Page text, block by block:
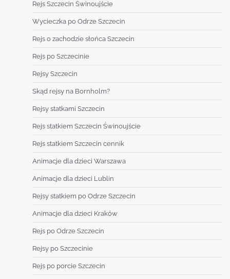
Rejs Szczecin Świnoujście
Wycieczka po Odrze Szczecin
Rejs o zachodzie słońca Szczecin
Rejs po Szczecinie
Rejsy Szczecin
Skąd rejsy na Bornholm?
Rejsy statkami Szczecin
Rejs statkiem Szczecin Świnoujście
Rejs statkiem Szczecin cennik
Animacje dla dzieci Warszawa
Animacje dla dzieci Lublin
Rejsy statkiem po Odrze Szczecin
Animacje dla dzieci Kraków
Rejs po Odrze Szczecin
Rejsy po Szczecinie
Rejs po porcie Szczecin